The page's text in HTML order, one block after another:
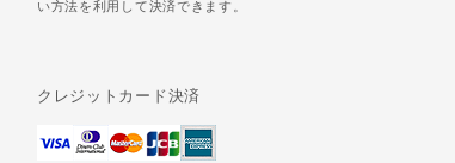
い方法を利用して決済できます。
クレジットカード決済